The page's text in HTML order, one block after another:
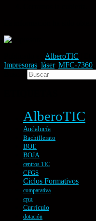
AlberoTIC
Impresoras láser, MFC-7360
AlberoTIC
Andalucía
Bachillerato
BOE
BOJA
centros TIC
CFGS
Ciclos Formativos
comparativa
cpu
Currículo
dotación